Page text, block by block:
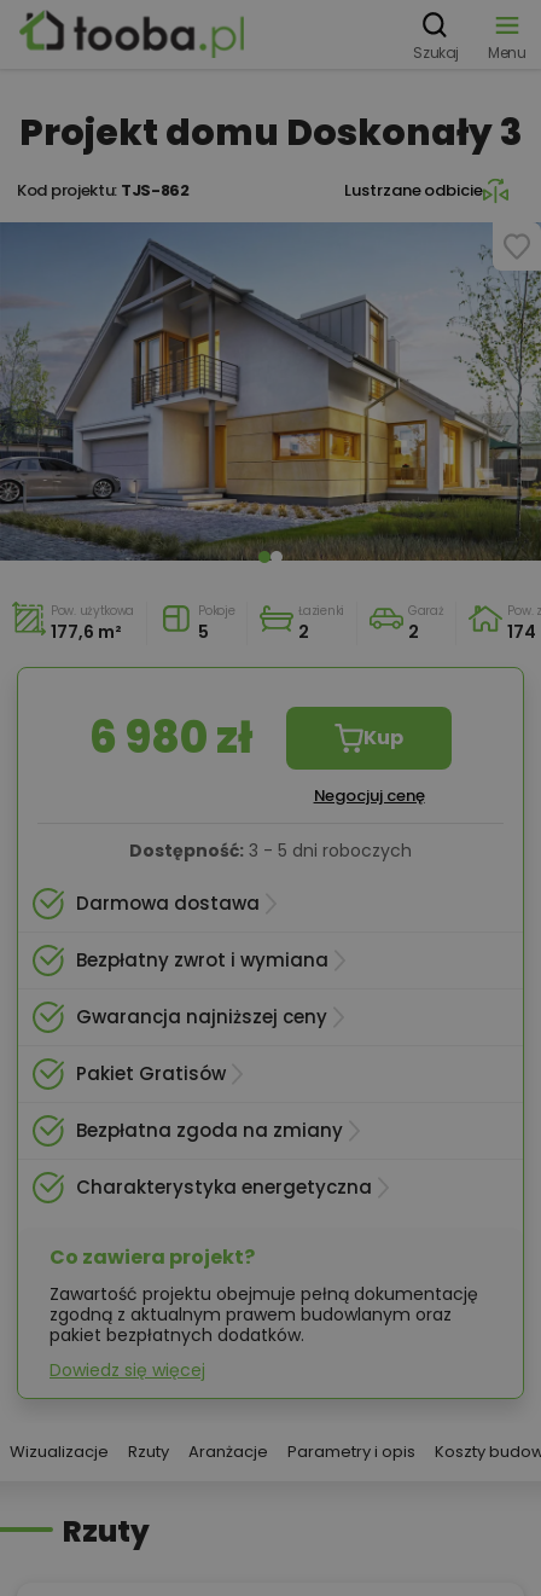
Szukaj Menu
Projekt domu Doskonały 3
Kod projektu: TJS-862 Lustrzane odbicie
Pow. użytkowa
177,6 m²
Pokoje
5
Łazienki
2
Garaż
2
Pow.
174
6 980 zł Kup
Negocjuj cenę
Dostępność: 3 - 5 dni roboczych
Darmowa dostawa
Bezpłatny zwrot i wymiana
Gwarancja najniższej ceny
Pakiet Gratisów
Bezpłatna zgoda na zmiany
Charakterystyka energetyczna
Co zawiera projekt?
Zawartość projektu obejmuje pełną dokumentację
zgodną z aktualnym prawem budowlanym oraz
pakiet bezpłatnych dodatków.
Dowiedz się więcej
Wizualizacje Rzuty Aranżacje Parametry i opis Koszty
Rzuty